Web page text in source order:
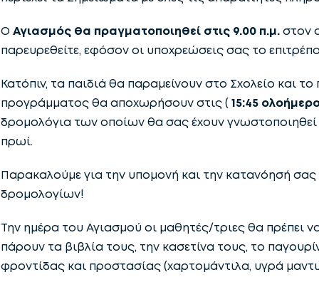
Ο Αγιασμός θα πραγματοποιηθεί στις 9.00 π.μ. στον
παρευρεθείτε, εφόσον οι υποχρεώσεις σας το
Κατόπιν, τα παιδιά θα παραμείνουν στο Σχολείο και
προγράμματος θα αποχωρήσουν στις ( 15:45
δρομολόγια των οποίων θα σας έχουν
πρωί.
Παρακαλούμε για την υπομονή και την κατανόησή
δρομολογίων!
Την ημέρα του Αγιασμού οι μαθητές/τριες θα πρέπει
πάρουν τα βιβλία τους, την κασετίνα τους, το
φροντίδας και προστασίας (χαρτομάντιλα, υγρά